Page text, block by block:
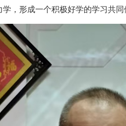
，形成一个积极好学的学习共同